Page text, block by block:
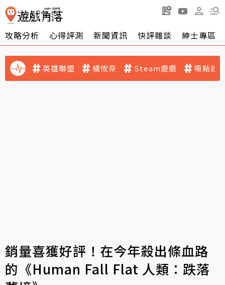
攻略分析 心得評測 新聞資訊 快評雜談 紳士專區
英雄聯盟 橘攸奈 Steam遊戲 吸點迷
銷量喜獲好評！在今年殺出條血路
的《Human Fall Flat 人類：跌落